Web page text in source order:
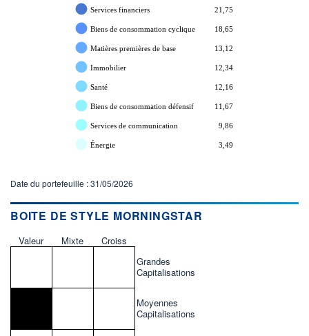
Services financiers 21,75
Biens de consommation cyclique 18,65
Matières premières de base 13,12
Immobilier 12,34
Santé 12,16
Biens de consommation défensif 11,67
Services de communication 9,86
Énergie 3,49
Date du portefeuille : 31/05/2026
BOITE DE STYLE MORNINGSTAR
Valeur Mixte
Croiss
Grandes
Capitalisations
Moyennes
Capitalisations